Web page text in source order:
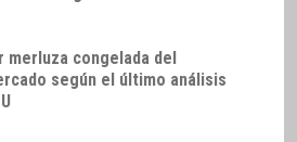
merluza congelada del
según el último análisis